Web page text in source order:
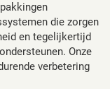
die zorgen
en tegelijkertijd
Onze
verbetering